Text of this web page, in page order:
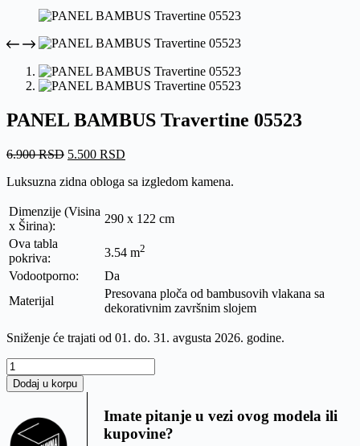
PANEL BAMBUS Travertine 05523
6.900RSD Originalna
je
6.900 RSD.
5.500 RSD
je:
Luksuzna zidna obloga sa izgledom kamena.
Dimenzije (Visina
x Širina):
290 x 122 cm
Ova tabla
pokriva:
3.54 m2
Vodootporno:
Da
Materijal
Presovana ploča od bambusovih vlakana sa
dekorativnim završnim slojem
Sniženje će trajati od 01. do. 31. avgusta 2026. godine.
PANEL
BAMBUS
Travertine
količina
Dodaj u korpu
Imate pitanje u vezi ovog modela ili
kupovine?